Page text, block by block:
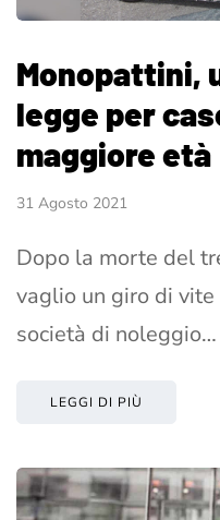
Monopattini,
legge per
maggiore età
31 Agosto 2021
Dopo la morte del
vaglio un giro di
società di noleggio…
LEGGI DI PIÙ